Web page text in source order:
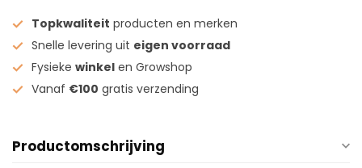
Topkwaliteit producten en merken
Snelle levering uit eigen voorraad
Fysieke winkel en Growshop
Vanaf €100 gratis verzending
Productomschrijving